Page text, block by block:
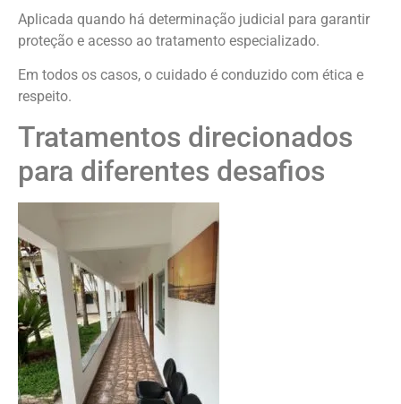
Aplicada quando há determinação judicial para garantir
proteção e acesso ao tratamento especializado.
Em todos os casos, o cuidado é conduzido com ética e
respeito.
Tratamentos direcionados
para diferentes desafios